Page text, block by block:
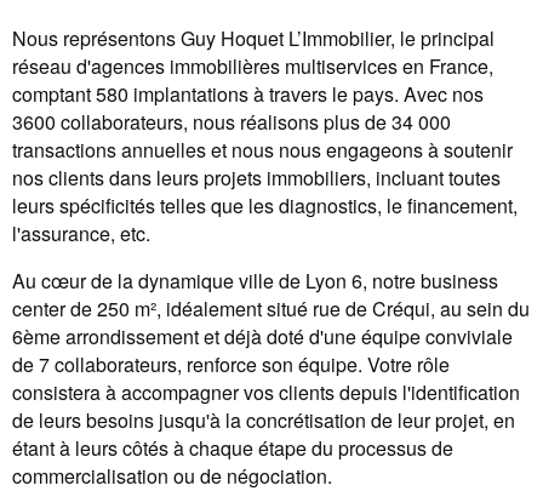
Nous représentons Guy Hoquet L’Immobilier, le principal
réseau d'agences immobilières multiservices en France,
comptant 580 implantations à travers le pays. Avec nos
3600 collaborateurs, nous réalisons plus de 34 000
transactions annuelles et nous nous engageons à soutenir
nos clients dans leurs projets immobiliers, incluant toutes
leurs spécificités telles que les diagnostics, le financement,
l'assurance, etc.
Au cœur de la dynamique ville de Lyon 6, notre business
center de 250 m², idéalement situé rue de Créqui, au sein du
6ème arrondissement et déjà doté d'une équipe conviviale
de 7 collaborateurs, renforce son équipe. Votre rôle
consistera à accompagner vos clients depuis l'identification
de leurs besoins jusqu'à la concrétisation de leur projet, en
étant à leurs côtés à chaque étape du processus de
commercialisation ou de négociation.